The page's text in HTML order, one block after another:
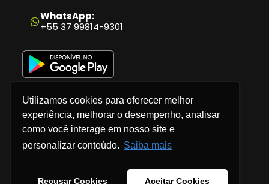
Utilizamos cookies para oferecer melhor
experiência, melhorar o desempenho, analisar
como você interage em nosso site e
personalizar conteúdo. Saiba mais
Recusar Cookies Aceitar Cookies
em
seu
aplicativo
WhatsApp:
+55 37 99814-9301
Política de Privacidade